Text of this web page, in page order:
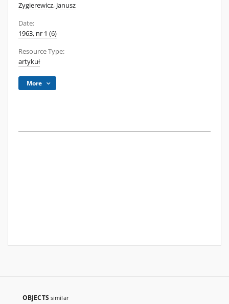
Zygierewicz, Janusz
Date:
1963, nr 1 (6)
Resource Type:
artykuł
More
OBJECTS similar